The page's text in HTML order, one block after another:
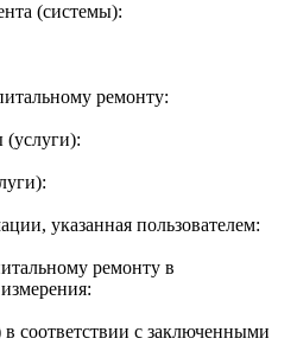
(системы):
ремонту:
(услуги):
указанная пользователем:
ремонту в
соответствии с заключенными